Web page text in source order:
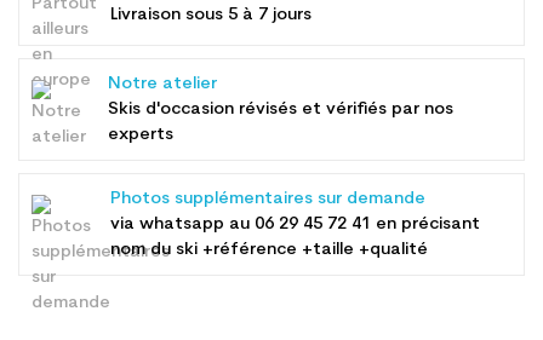
Livraison sous 5 à 7 jours
Notre atelier
Skis d'occasion révisés et vérifiés par nos
experts
Photos supplémentaires sur demande
via whatsapp au 06 29 45 72 41 en précisant
nom du ski +référence +taille +qualité